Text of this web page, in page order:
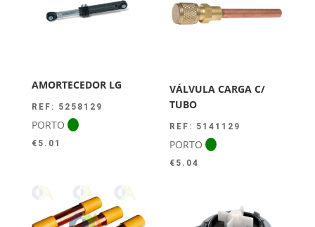
AMORTECEDOR LG
REF: 5258129
PORTO
€ 5.01
VÁLVULA CARGA C/
TUBO
REF: 5141129
PORTO
€ 5.04